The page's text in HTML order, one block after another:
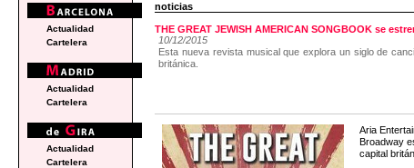
noticias
THE GREAT JEWISH AMERICAN SONGBOOK se
10/12/2015
Esta nueva revista musical que explora un siglo de
británica.
Aria
Broadway
capital
Actualidad
Cartelera
Actualidad
Cartelera
Actualidad
Cartelera